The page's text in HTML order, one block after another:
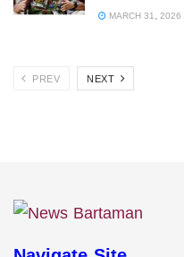
MARCH 31, 2026
PREV NEXT